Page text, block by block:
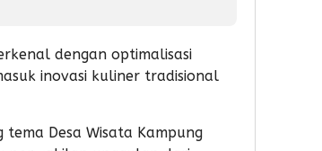
dengan optimalisasi
inovasi kuliner tradisional
tema Desa Wisata Kampung